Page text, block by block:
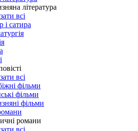
література
всі
і сатира
всі
фільми
фільми
фільми
романи
всі